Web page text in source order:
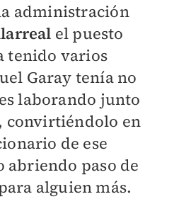
administración
el puesto
tenido varios
Garay tenía no
laborando junto
convirtiéndolo en
de ese
abriendo paso de
alguien más.